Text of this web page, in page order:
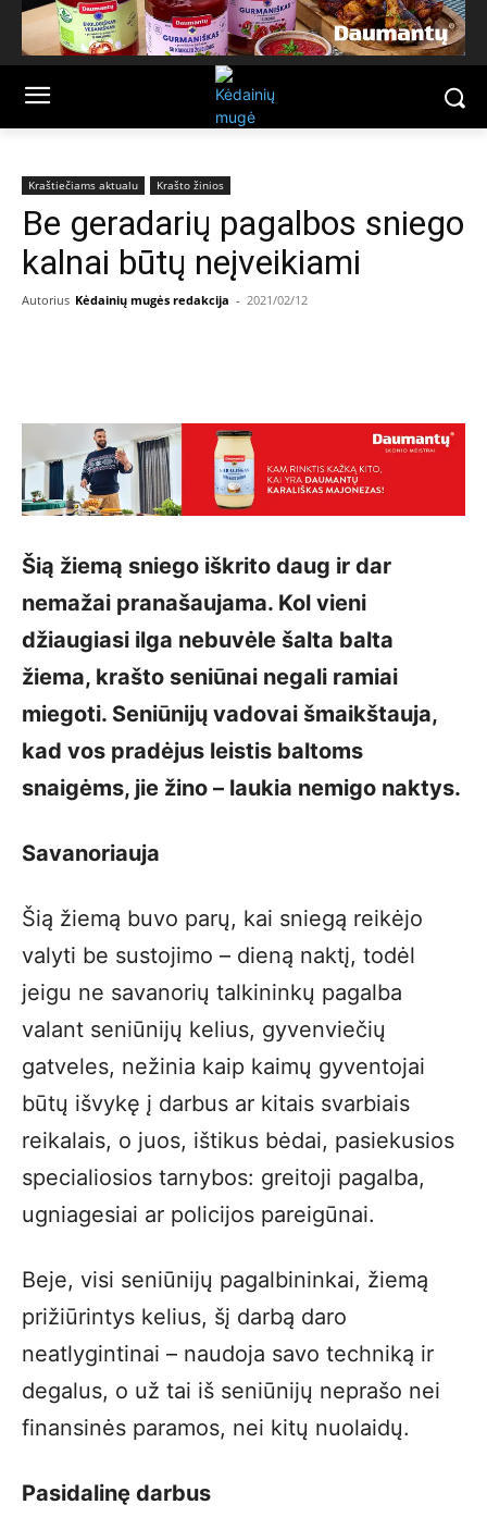
Kraštiečiams aktualu Krašto žinios
Be geradarių pagalbos sniego
kalnai būtų neįveikiami
Autorius Kėdainių mugės redakcija - 2021/02/12
Šią žiemą sniego iškrito daug ir dar
nemažai pranašaujama. Kol vieni
džiaugiasi ilga nebuvėle šalta balta
žiema, krašto seniūnai negali ramiai
miegoti. Seniūnijų vadovai šmaikštauja,
kad vos pradėjus leistis baltoms
snaigėms, jie žino – laukia nemigo naktys.
Savanoriauja
Šią žiemą buvo parų, kai sniegą reikėjo
valyti be sustojimo – dieną naktį, todėl
jeigu ne savanorių talkininkų pagalba
valant seniūnijų kelius, gyvenviečių
gatveles, nežinia kaip kaimų gyventojai
būtų išvykę į darbus ar kitais svarbiais
reikalais, o juos, ištikus bėdai, pasiekusios
specialiosios tarnybos: greitoji pagalba,
ugniagesiai ar policijos pareigūnai.
Beje, visi seniūnijų pagalbininkai, žiemą
prižiūrintys kelius, šį darbą daro
neatlygintinai – naudoja savo techniką ir
degalus, o už tai iš seniūnijų neprašo nei
finansinės paramos, nei kitų nuolaidų.
Pasidalinę darbus